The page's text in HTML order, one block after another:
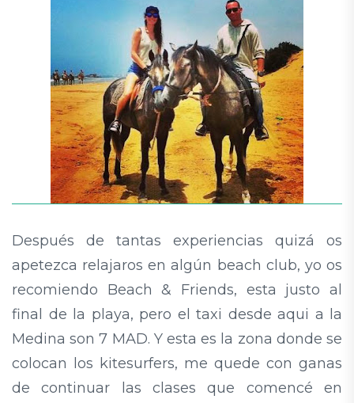
Después de tantas experiencias quizá os
apetezca relajaros en algún beach club, yo os
recomiendo Beach & Friends, esta justo al
final de la playa, pero el taxi desde aqui a la
Medina son 7 MAD. Y esta es la zona donde se
colocan los kitesurfers, me quede con ganas
de continuar las clases que comencé en